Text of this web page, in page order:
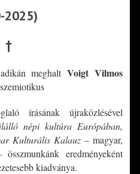
2025)
†
meghaltVoigt Vilmos
írásának újraközlésével
népi kultúra Európában,
Kulturális Kalauz– magyar,
eredményeként
kiadványa.